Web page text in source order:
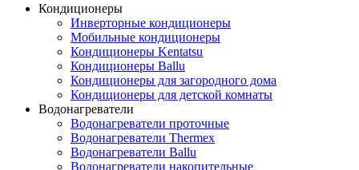
Кондиционеры
Инверторные кондиционеры
Мобильные кондиционеры
Кондиционеры Kentatsu
Кондиционеры Ballu
Кондиционеры для загородного дома
Кондиционеры для детской комнаты
Водонагреватели
Водонагреватели проточные
Водонагреватели Thermex
Водонагреватели Ballu
Водонагреватели накопительные